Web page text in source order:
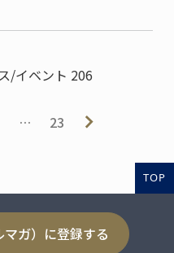
/イベント 206
… 23
TOP
ガ）に登録する